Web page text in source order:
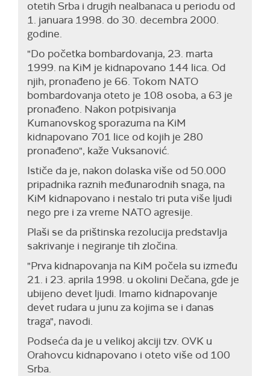
otetih Srba i drugih nealbanaca u periodu od
1. januara 1998. do 30. decembra 2000.
godine.
"Do početka bombardovanja, 23. marta
1999. na KiM je kidnapovano 144 lica. Od
njih, pronađeno je 66. Tokom NATO
bombardovanja oteto je 108 osoba, a 63 je
pronađeno. Nakon potpisivanja
Kumanovskog sporazuma na KiM
kidnapovano 701 lice od kojih je 280
pronađeno", kaže Vuksanović.
Ističe da je, nakon dolaska više od 50.000
pripadnika raznih međunarodnih snaga, na
KiM kidnapovano i nestalo tri puta više ljudi
nego pre i za vreme NATO agresije.
Plaši se da prištinska rezolucija predstavlja
sakrivanje i negiranje tih zločina.
"Prva kidnapovanja na KiM počela su između
21. i 23. aprila 1998. u okolini Dečana, gde je
ubijeno devet ljudi. Imamo kidnapovanje
devet rudara u junu za kojima se i danas
traga", navodi.
Podseća da je u velikoj akciji tzv. OVK u
Orahovcu kidnapovano i oteto više od 100
Srba.